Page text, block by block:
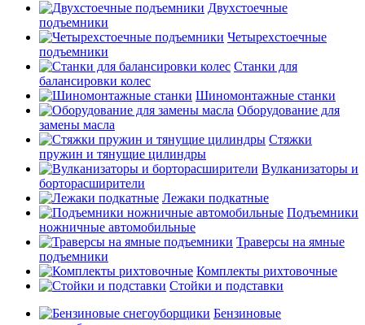
Двухстоечные
подъемники
Четырехстоечные
подъемники
Станки для
балансировки колес
Шиномонтажные станки
Оборудование для
замены масла
Стяжки
пружин и тянущие цилиндры
Вулканизаторы и
борторасширители
Лежаки подкатные
Подъемники
ножничные автомобильные
Траверсы на ямные
подъемники
Комплекты рихтовочные
Стойки и подставки
Бензиновые